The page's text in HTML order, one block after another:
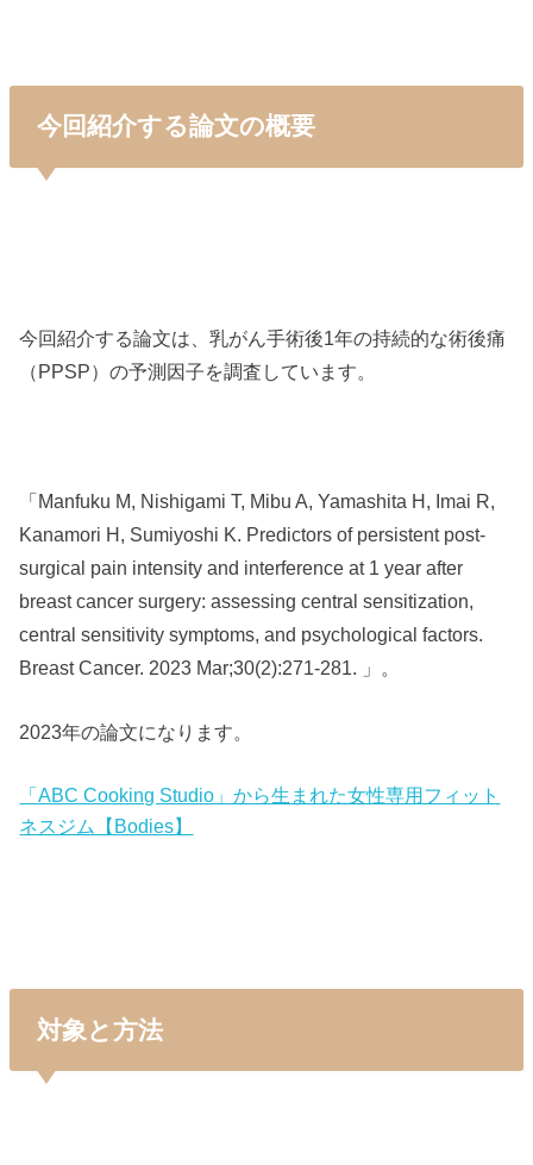
今回紹介する論文の概要
今回紹介する論文は、乳がん手術後1年の持続的な術後痛
（PPSP）の予測因子を調査しています。
「Manfuku M, Nishigami T, Mibu A, Yamashita H, Imai R,
Kanamori H, Sumiyoshi K. Predictors of persistent post-
surgical pain intensity and interference at 1 year after
breast cancer surgery: assessing central sensitization,
central sensitivity symptoms, and psychological factors.
Breast Cancer. 2023 Mar;30(2):271-281. 」。
2023年の論文になります。
「ABC Cooking Studio」から生まれた女性専用フィット
ネスジム【Bodies】
対象と方法